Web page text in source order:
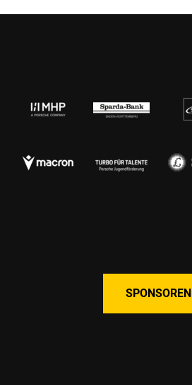
SPONSOREN